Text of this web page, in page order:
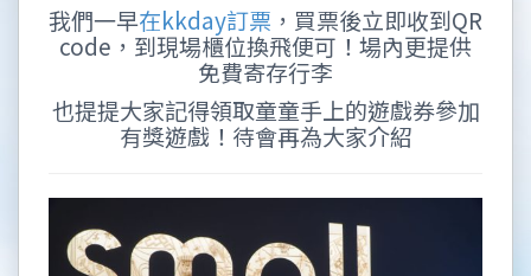
我們一早在kkday訂票 ，買票後立即收到QR
code，到現場櫃位換飛便可！場內更提供
免費寄存行李
也提提大家記得領取童童手上的遊戲券參加
有獎遊戲！待會再為大家介紹